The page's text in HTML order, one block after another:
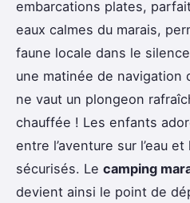
embarcations plates,
eaux calmes du marais,
faune locale dans le
une matinée de navigation
ne vaut un plongeon
chauffée ! Les enfants
entre l’aventure sur l’eau
sécurisés. Le camping
devient ainsi le point de